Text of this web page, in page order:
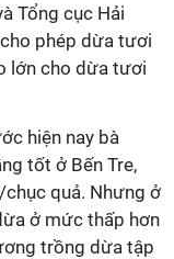
Tổng cục Hải
phép dừa tươi
lớn cho dừa tươi
hiện nay bà
tốt ở Bến Tre,
quả. Nhưng ở
ở mức thấp hơn
trồng dừa tập